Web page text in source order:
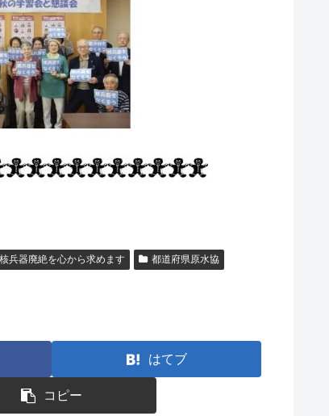
兵器廃絶を心から求めます 都道府県原水協
はてブ
コピー